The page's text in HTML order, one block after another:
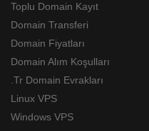
Toplu Domain Kayıt
Domain Transferi
Domain Fiyatları
Domain Alım Koşulları
.Tr Domain Evrakları
Linux VPS
Windows VPS